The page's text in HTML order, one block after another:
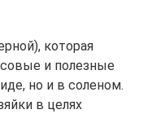
которая
и полезные
но и в соленом.
в целях